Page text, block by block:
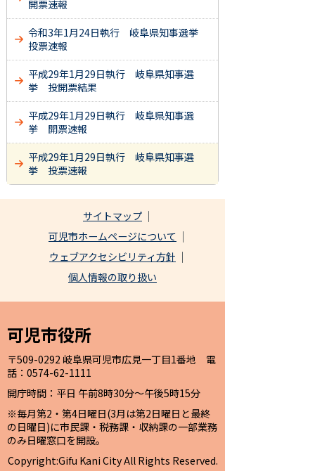
開票速報
令和3年1月24日執行 岐阜県知事選挙
投票速報
平成29年1月29日執行 岐阜県知事選
挙 投開票結果
平成29年1月29日執行 岐阜県知事選
挙 開票速報
平成29年1月29日執行 岐阜県知事選
挙 投票速報
サイトマップ
可児市ホームページについて
ウェブアクセシビリティ方針
個人情報の取り扱い
可児市役所
〒509-0292 岐阜県可児市広見一丁目1番地 電
話：0574-62-1111
開庁時間：平日 午前8時30分～午後5時15分
※毎月第2・第4日曜日(3月は第2日曜日と最終
の日曜日)に市民課・税務課・収納課の一部業務
のみ日曜窓口を開設。
Copyright:Gifu Kani City All Rights Reserved.